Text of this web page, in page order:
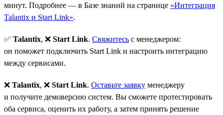
минут. Подробнее — в Базе знаний на странице «Интеграция
Talantix и Start Link».
✅ Talantix, ❌ Start Link. Свяжитесь с менеджером:
он поможет подключить Start Link и настроить интеграцию
между сервисами.
❌ Talantix, ❌ Start Link. Оставьте заявку менеджеру
и получите демоверсию систем. Вы сможете протестировать
оба сервиса, оценить их работу, а затем принять решение